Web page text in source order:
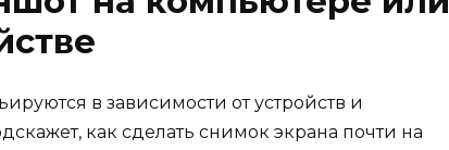
в зависимости от устройств и
как сделать снимок экрана почти на